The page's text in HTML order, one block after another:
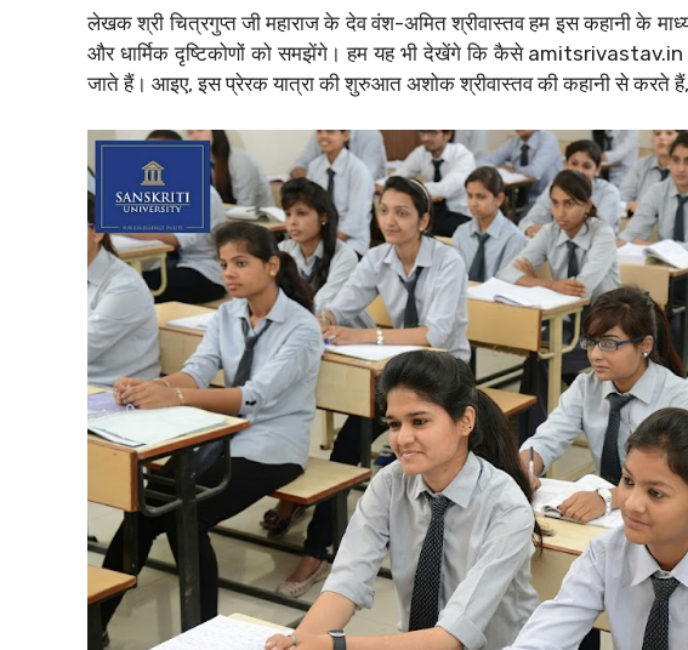
लेखक श्री चित्रगुप्त जी महाराज के देव वंश-अमित श्रीवास्तव हम इस कहानी के
और धार्मिक दृष्टिकोणों को समझेंगे। हम यह भी देखेंगे कि कैसे
जाते हैं। आइए, इस प्रेरक यात्रा की शुरुआत अशोक श्रीवास्तव की कहानी से करते हैं,